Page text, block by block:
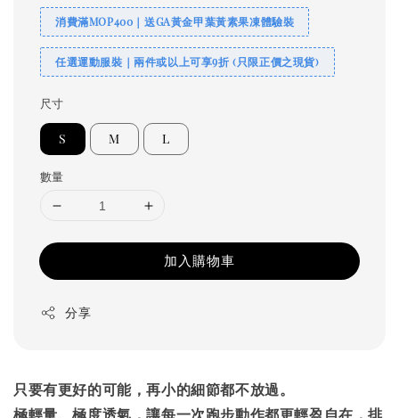
消費滿MOP400｜送GA黃金甲葉黃素果凍體驗裝
任選運動服裝｜兩件或以上可享9折 (只限正價之現貨)
尺寸
S M L
數量
加入購物車
分享
只要有更好的可能，再小的細節都不放過。
極輕量、極度透氣，讓每一次跑步動作都更輕盈自在，排